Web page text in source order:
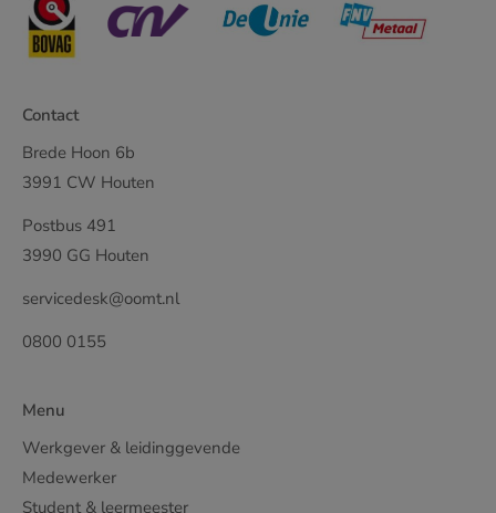
Contact
Brede Hoon 6b
3991 CW Houten
Postbus 491
3990 GG Houten
servicedesk@oomt.nl
0800 0155
Menu
Werkgever & leidinggevende
Medewerker
Student & leermeester